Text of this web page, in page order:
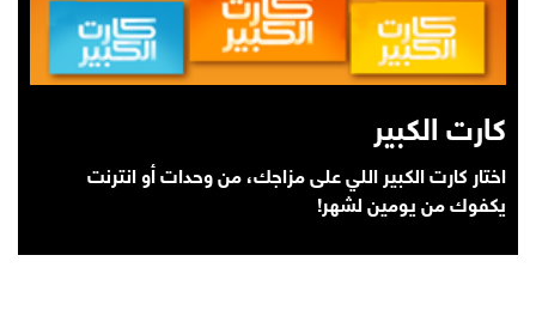
كارت الكبير
اختار كارت الكبير اللي على مزاجك، من وحدات أو انترنت
يكفوك من يومين لشهر!